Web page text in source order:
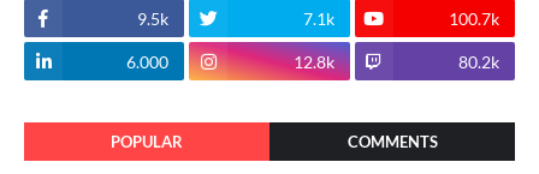
9.5k 7.1k 100.7k
6.000 12.8k 80.2k
POPULAR COMMENTS